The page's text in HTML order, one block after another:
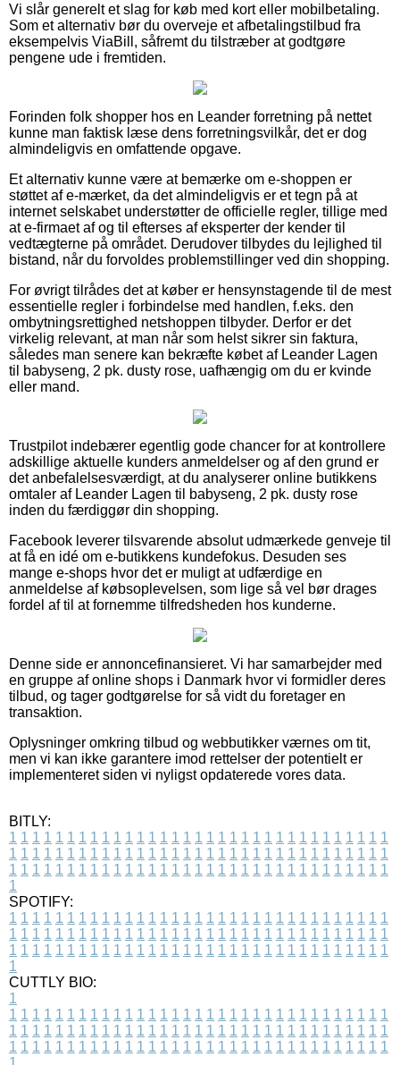
Vi slår generelt et slag for køb med kort eller mobilbetaling.
Som et alternativ bør du overveje et afbetalingstilbud fra
eksempelvis ViaBill, såfremt du tilstræber at godtgøre
pengene ude i fremtiden.
Forinden folk shopper hos en Leander forretning på nettet
kunne man faktisk læse dens forretningsvilkår, det er dog
almindeligvis en omfattende opgave.
Et alternativ kunne være at bemærke om e-shoppen er
støttet af e-mærket, da det almindeligvis er et tegn på at
internet selskabet understøtter de officielle regler, tillige med
at e-firmaet af og til efterses af eksperter der kender til
vedtægterne på området. Derudover tilbydes du lejlighed til
bistand, når du forvoldes problemstillinger ved din shopping.
For øvrigt tilrådes det at køber er hensynstagende til de mest
essentielle regler i forbindelse med handlen, f.eks. den
ombytningsrettighed netshoppen tilbyder. Derfor er det
virkelig relevant, at man når som helst sikrer sin faktura,
således man senere kan bekræfte købet af Leander Lagen
til babyseng, 2 pk. dusty rose, uafhængig om du er kvinde
eller mand.
Trustpilot indebærer egentlig gode chancer for at kontrollere
adskillige aktuelle kunders anmeldelser og af den grund er
det anbefalelsesværdigt, at du analyserer online butikkens
omtaler af Leander Lagen til babyseng, 2 pk. dusty rose
inden du færdiggør din shopping.
Facebook leverer tilsvarende absolut udmærkede genveje til
at få en idé om e-butikkens kundefokus. Desuden ses
mange e-shops hvor det er muligt at udfærdige en
anmeldelse af købsoplevelsen, som lige så vel bør drages
fordel af til at fornemme tilfredsheden hos kunderne.
Denne side er annoncefinansieret. Vi har samarbejder med
en gruppe af online shops i Danmark hvor vi formidler deres
tilbud, og tager godtgørelse for så vidt du foretager en
transaktion.
Oplysninger omkring tilbud og webbutikker værnes om tit,
men vi kan ikke garantere imod rettelser der potentielt er
implementeret siden vi nyligst opdaterede vores data.
BITLY:
1 1 1 1 1 1 1 1 1 1 1 1 1 1 1 1 1 1 1 1 1 1 1 1 1 1 1 1 1 1 1 1 1
1 1 1 1 1 1 1 1 1 1 1 1 1 1 1 1 1 1 1 1 1 1 1 1 1 1 1 1 1 1 1 1 1
1 1 1 1 1 1 1 1 1 1 1 1 1 1 1 1 1 1 1 1 1 1 1 1 1 1 1 1 1 1 1 1 1
1
SPOTIFY:
1 1 1 1 1 1 1 1 1 1 1 1 1 1 1 1 1 1 1 1 1 1 1 1 1 1 1 1 1 1 1 1 1
1 1 1 1 1 1 1 1 1 1 1 1 1 1 1 1 1 1 1 1 1 1 1 1 1 1 1 1 1 1 1 1 1
1 1 1 1 1 1 1 1 1 1 1 1 1 1 1 1 1 1 1 1 1 1 1 1 1 1 1 1 1 1 1 1 1
1
CUTTLY BIO:
1
1 1 1 1 1 1 1 1 1 1 1 1 1 1 1 1 1 1 1 1 1 1 1 1 1 1 1 1 1 1 1 1 1
1 1 1 1 1 1 1 1 1 1 1 1 1 1 1 1 1 1 1 1 1 1 1 1 1 1 1 1 1 1 1 1 1
1 1 1 1 1 1 1 1 1 1 1 1 1 1 1 1 1 1 1 1 1 1 1 1 1 1 1 1 1 1 1 1 1